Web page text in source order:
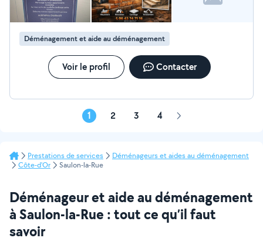
Déménagement et aide au déménagement
Voir le profil Contacter
1 2 3 4 Page
Prestations de services
Déménageurs et aides au déménagement
Côte-d'Or
Saulon-la-Rue
Déménageur et aide au déménagement
à Saulon-la-Rue : tout ce qu’il faut
savoir